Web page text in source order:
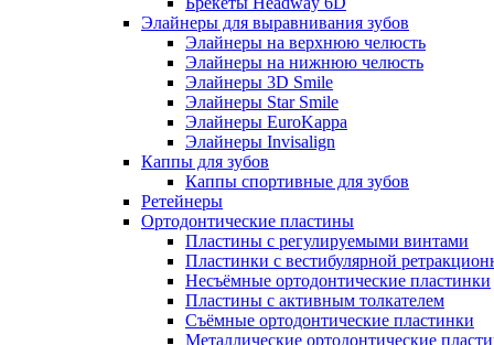
Элайнеры для выравнивания зубов
Элайнеры на верхнюю челюсть
Элайнеры на нижнюю челюсть
Элайнеры 3D Smile
Элайнеры Star Smile
Элайнеры EuroKappa
Элайнеры Invisalign
Каппы для зубов
Каппы спортивные для зубов
Ретейнеры
Ортодонтические пластины
Пластины с регулируемыми винтами
Пластинки с вестибулярной
Несъёмные ортодонтические пластинки
Пластины с активным толкателем
Съёмные ортодонтические пластинки
Металлические ортодонтические